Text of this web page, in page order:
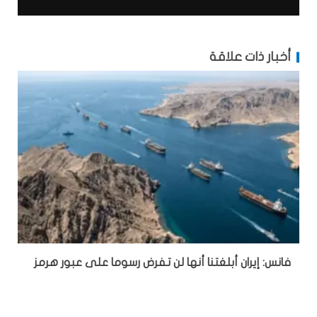
أخبار ذات علاقة
فانس: إيران أبلغتنا أنها لن تفرض رسوما على عبور هرمز